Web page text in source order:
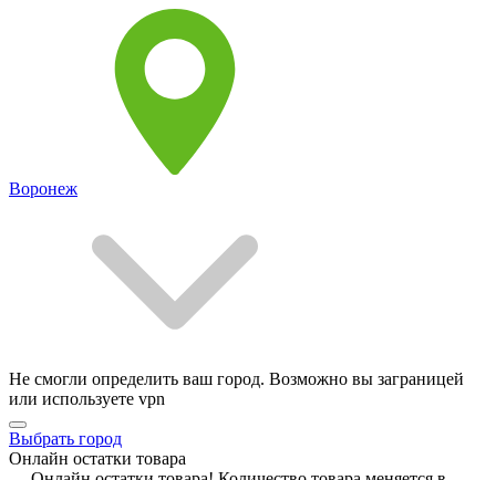
Воронеж
Не смогли определить ваш город. Возможно вы заграницей
или используете vpn
Выбрать город
Онлайн остатки товара